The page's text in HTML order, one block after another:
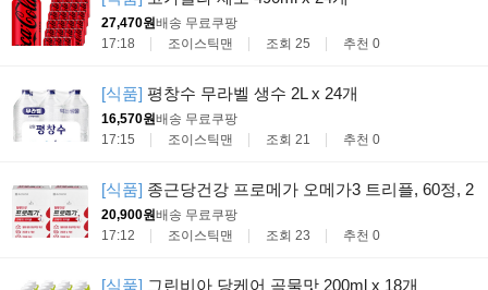
27,470원배송 무료쿠팡
17:18
조이스틱맨 조회 25 추천 0
[식품] 평창수 무라벨 생수 2L x 24개
16,570원배송 무료쿠팡
17:15
조이스틱맨 조회 21 추천 0
[식품] 종근당건강 프로메가 오메가3 트리플, 60정, 2
20,900원배송 무료쿠팡
17:12
조이스틱맨 조회 23 추천 0
[식품] 그린비아 당케어 곡물맛 200ml x 18개